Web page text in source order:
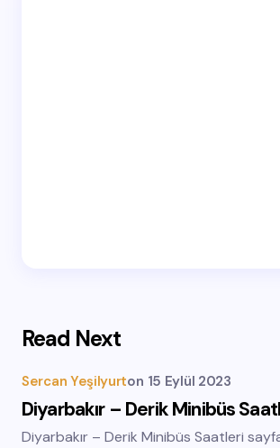
Read Next
Sercan Yeşilyurton 15 Eylül 2023
Diyarbakır – Derik Minibüs
Diyarbakır – Derik Minibüs Saatleri